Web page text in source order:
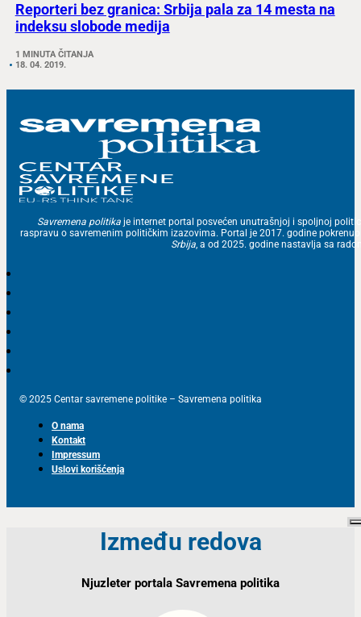
Reporteri bez granica: Srbija pala za 14 mesta na
indeksu slobode medija
1 MINUTA ČITANJA
18. 04. 2019.
Savremena politika je internet portal posvećen unutrašnjoj i spoljnoj
raspravu o savremenim političkim izazovima. Portal je 2017. godine
Srbija , a od 2025. godine nastavlja sa
© 2025 Centar savremene politike – Savremena politika
O nama
Kontakt
Impressum
Uslovi korišćenja
Između redova
Njuzleter portala Savremena politika